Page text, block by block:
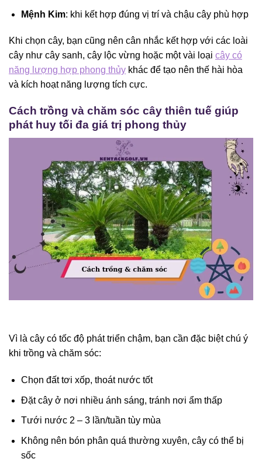
Mệnh Kim: khi kết hợp đúng vị trí và chậu cây phù hợp
Khi chọn cây, bạn cũng nên cân nhắc kết hợp với các loài
cây như cây sanh, cây lộc vừng hoặc một vài loại cây có
năng lượng hợp phong thủy khác để tạo nên thế hài hòa
và kích hoạt năng lượng tích cực.
Cách trồng và chăm sóc cây thiên tuế giúp
phát huy tối đa giá trị phong thủy
Vì là cây có tốc độ phát triển chậm, bạn cần đặc biệt chú ý
khi trồng và chăm sóc:
Chọn đất tơi xốp, thoát nước tốt
Đặt cây ở nơi nhiều ánh sáng, tránh nơi ẩm thấp
Tưới nước 2 – 3 lần/tuần tùy mùa
Không nên bón phân quá thường xuyên, cây có thể bị
sốc